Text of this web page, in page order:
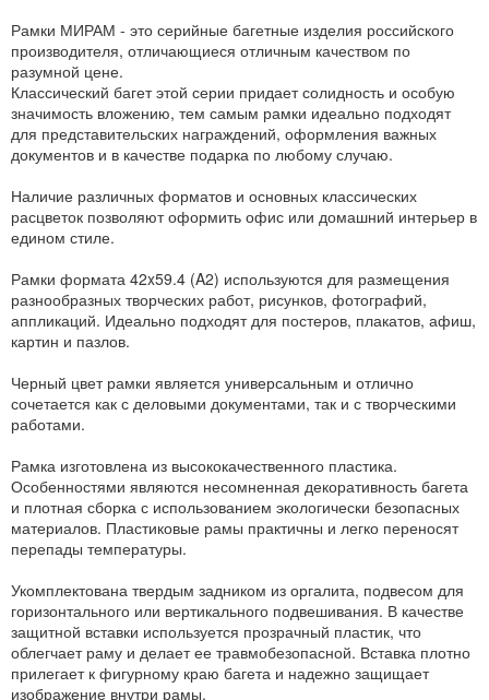
Рамки МИРАМ - это серийные багетные изделия российского
производителя, отличающиеся отличным качеством по
разумной цене.
Классический багет этой серии придает солидность и особую
значимость вложению, тем самым рамки идеально подходят
для представительских награждений, оформления важных
документов и в качестве подарка по любому случаю.
Наличие различных форматов и основных классических
расцветок позволяют оформить офис или домашний интерьер в
едином стиле.
Рамки формата 42x59.4 (A2) используются для размещения
разнообразных творческих работ, рисунков, фотографий,
аппликаций. Идеально подходят для постеров, плакатов, афиш,
картин и пазлов.
Черный цвет рамки является универсальным и отлично
сочетается как с деловыми документами, так и с творческими
работами.
Рамка изготовлена из высококачественного пластика.
Особенностями являются несомненная декоративность багета
и плотная сборка с использованием экологически безопасных
материалов. Пластиковые рамы практичны и легко переносят
перепады температуры.
Укомплектована твердым задником из оргалита, подвесом для
горизонтального или вертикального подвешивания. В качестве
защитной вставки используется прозрачный пластик, что
облегчает раму и делает ее травмобезопасной. Вставка плотно
прилегает к фигурному краю багета и надежно защищает
изображение внутри рамы.